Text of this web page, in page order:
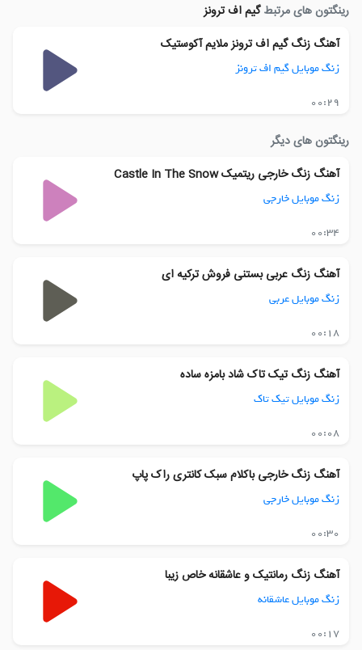
رینگتون های مرتبطگیم اف ترونز
آهنگ زنگ گیم اف ترونز ملایم آکوستیک
زنگ موبایل گیم اف ترونز
00:29
رینگتون های دیگر
آهنگ زنگ خارجی ریتمیک Castle In The Snow
زنگ موبایل خارجی
00:34
آهنگ زنگ عربی بستنی فروش ترکیه ای
زنگ موبایل عربی
00:18
آهنگ زنگ تیک تاک شاد بامزه ساده
زنگ موبایل تیک تاک
00:08
آهنگ زنگ خارجی باکلام سبک کانتری راک پاپ
زنگ موبایل خارجی
00:30
آهنگ زنگ رمانتیک و عاشقانه خاص زیبا
زنگ موبایل عاشقانه
00:17